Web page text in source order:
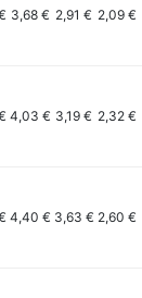
3,68 € 2,91 € 2,09 €
4,03 € 3,19 € 2,32 €
4,40 € 3,63 € 2,60 €